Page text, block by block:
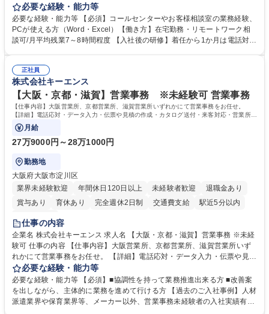
お客様のお声をより良い商品づくりに活かしていく上で、窓口となるお客
様相談室でのお仕事です。 日々お客様からいただくキリングループへのご
意見を、企業活動に活かしています。お客様からの声に迅速かつ誠意をも
って対応、情報提供するとともにグループ内活動に反映しています。 【具
平均100件前後■メール・手紙：同上40件前後 募集職種 中野本社【お客様
相談室】お客様のお声をもとにより良い商品づくりへ貢献
必要な経験・能力等
必要な経験・能力等 【必須】コールセンターやお客様相談室の業務経験、
PCが使える方（Word・Excel）【働き方】在宅勤務・リモートワーク相
談可/月平均残業7～8時間程度 【入社後の研修】着任から1か月は電話対応
すのでご安心ください。 【当社について】キリングループの広報機能を担
う会社として、お客様との出会いを大切にし、磨き上げたホスピタリティ
を込めてコミュニケーションをとりながら広報関連業務を行っておりま
す。 学歴・資格 学歴：大学院 大学 高専 短大 専修学校 高校 語学力： 資
格：
正社員
株式会社キーエンス
【大阪・京都・滋賀】営業事務 ※未経験可 営業事務
【仕事内容】大阪営業所、京都営業所、滋賀営業所いずれかにて営業事務をお任せ。
【詳細】電話応対・データ入力・伝票や見積の作成・カタログ送付・来客対応・営業所内
で発生する事務業務や業務改善をお任せ。
月給
27万9000円～28万1000円
勤務地
大阪府大阪市淀川区
業界未経験歓迎
年間休日120日以上 未経験者歓迎
退職金あり
賞与あり
育休あり 完全週休2日制 交通費支給
駅近5分以内
土日祝休み
仕事の内容
企業名 株式会社キーエンス 求人名 【大阪・京都・滋賀】営業事務 ※未経
験可 仕事の内容 【仕事内容】大阪営業所、京都営業所、滋賀営業所いず
れかにて営業事務をお任せ。 【詳細】電話応対・データ入力・伝票や見積
の作成・カタログ送付・来客対応・営業所内で発生する事務業務や業務改
善をお任せ。 【教育制度】ご入社後、育成担当とペアになりながらOJTに
て業務を覚えていただくことが可能です。業務システムがきちんと構築さ
れているため、スムーズに仕事に慣れることができる環境です。また、
必要な経験・能力等
必要な経験・能力等 【必須】■協調性を持って業務推進出来る方 ■改善案
を出しながら、主体的に業務を進めて行ける方 【過去のご入社事例】人材
派遣業界や保育業界等、メーカー以外、営業事務未経験者の入社実績有